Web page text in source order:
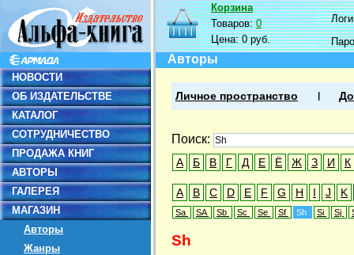
НОВОСТИ
ОБ ИЗДАТЕЛЬСТВЕ
КАТАЛОГ
СОТРУДНИЧЕСТВО
ПРОДАЖА КНИГ
АВТОРЫ
ГАЛЕРЕЯ
МАГАЗИН
Авторы
Жанры
Корзина
Товаров:0
Цена:0 руб.
Авторы
Личное пространство
Поиск:
А Б В Г Д Е Ё Ж З И К
A B C D E F G H I J K
Sa SA Sb Sc Se Sf Sh Si Sj
Sh